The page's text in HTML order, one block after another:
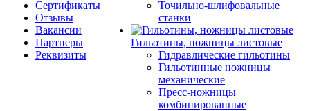
Сертификаты
Отзывы
Вакансии
Партнеры
Реквизиты
Точильно-шлифовальные
станки
Гильотины, ножницы листовые
Гидравлические гильотины
Гильотинные ножницы
механические
Пресс-ножницы
комбинированные